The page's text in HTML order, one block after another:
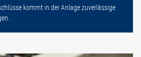
kommt in der Anlage zuverlässige